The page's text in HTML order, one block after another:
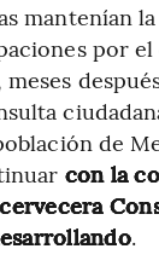
mantenían
por el
de
con la
.